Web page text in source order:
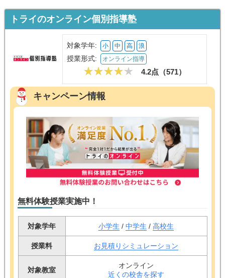
トライのオンライン個別指導塾
対象学年: 小 中 高 浪
授業形式: オンライン指導
4.2点（571）
キャンペーン情報
無料体験授業実施中！
対象学年 小学生 / 中学生 / 高校生
授業料 お見積りシミュレーション
対象教室
オンライン
近くの校舎を探す